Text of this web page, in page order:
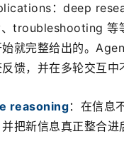
：deep
troubleshooting 等
就完整给出的。
馈，并在多轮交互中
reasoning：在信息
把新信息真正整合进